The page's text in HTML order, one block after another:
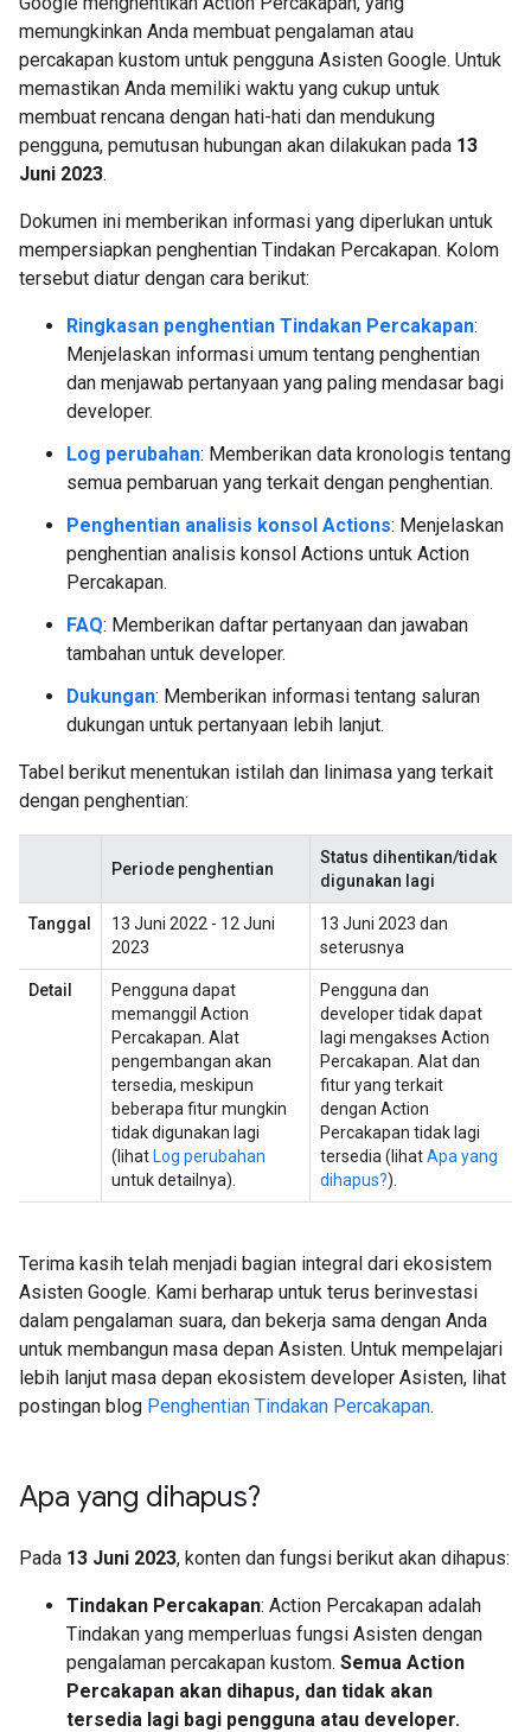
memungkinkan Anda membuat pengalaman atau
percakapan kustom untuk pengguna Asisten Google. Untuk
memastikan Anda memiliki waktu yang cukup untuk
membuat rencana dengan hati-hati dan mendukung
pengguna, pemutusan hubungan akan dilakukan pada 13
Juni 2023.
Dokumen ini memberikan informasi yang diperlukan untuk
mempersiapkan penghentian Tindakan Percakapan. Kolom
tersebut diatur dengan cara berikut:
Ringkasan penghentian Tindakan Percakapan:
Menjelaskan informasi umum tentang penghentian
dan menjawab pertanyaan yang paling mendasar bagi
developer.
Log perubahan: Memberikan data kronologis tentang
semua pembaruan yang terkait dengan penghentian.
Penghentian analisis konsol Actions: Menjelaskan
penghentian analisis konsol Actions untuk Action
Percakapan.
FAQ: Memberikan daftar pertanyaan dan jawaban
tambahan untuk developer.
Dukungan: Memberikan informasi tentang saluran
dukungan untuk pertanyaan lebih lanjut.
Tabel berikut menentukan istilah dan linimasa yang terkait
dengan penghentian:
Periode penghentian
Status dihentikan/tidak
digunakan lagi
Tanggal
13 Juni 2022 - 12 Juni
2023
13 Juni 2023 dan
seterusnya
Detail
Pengguna dapat
memanggil Action
Percakapan. Alat
pengembangan akan
tersedia, meskipun
beberapa fitur mungkin
tidak digunakan lagi
(lihat Log perubahan
untuk detailnya).
Pengguna dan
developer tidak dapat
lagi mengakses Action
Percakapan. Alat dan
fitur yang terkait
dengan Action
Percakapan tidak lagi
tersedia (lihatApa yang
dihapus?).
Terima kasih telah menjadi bagian integral dari ekosistem
Asisten Google. Kami berharap untuk terus berinvestasi
dalam pengalaman suara, dan bekerja sama dengan Anda
untuk membangun masa depan Asisten. Untuk mempelajari
lebih lanjut masa depan ekosistem developer Asisten, lihat
postingan blog Penghentian Tindakan Percakapan.
Apa yang dihapus?
Pada 13 Juni 2023, konten dan fungsi berikut akan dihapus:
Tindakan Percakapan: Action Percakapan adalah
Tindakan yang memperluas fungsi Asisten dengan
pengalaman percakapan kustom. Semua Action
Percakapan akan dihapus, dan tidak akan
tersedia lagi bagi pengguna atau developer.